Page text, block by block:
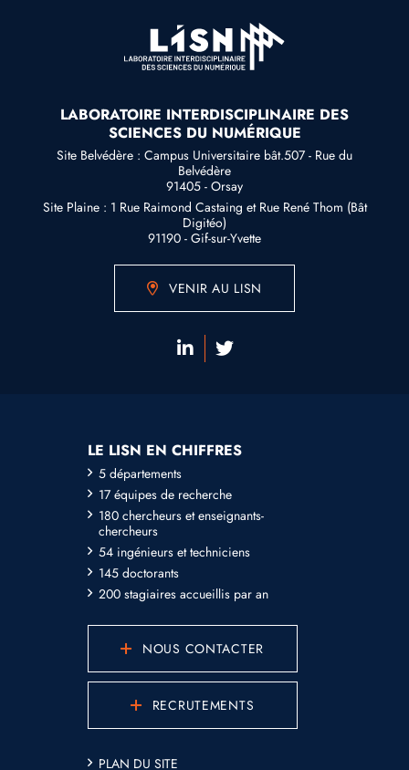
LABORATOIRE INTERDISCIPLINAIRE DES
SCIENCES DU NUMÉRIQUE
Site Belvédère : Campus Universitaire bât.507 - Rue du
Belvédère
91405 - Orsay
Site Plaine : 1 Rue Raimond Castaing et Rue René Thom (Bât
Digitéo)
91190 - Gif-sur-Yvette
VENIR AU LISN
LE LISN EN CHIFFRES
5 départements
17 équipes de recherche
180 chercheurs et enseignants-
chercheurs
54 ingénieurs et techniciens
145 doctorants
200 stagiaires accueillis par an
NOUS CONTACTER
RECRUTEMENTS
PLAN DU SITE